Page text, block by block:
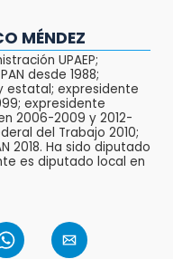
MÉNDEZ
UPAEP;
desde 1988;
estatal; expresidente
expresidente
2006-2009 y 2012-
del Trabajo 2010;
2018. Ha sido diputado
es diputado local en